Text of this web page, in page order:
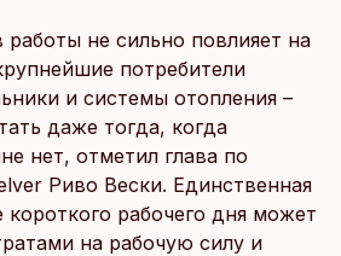
не сильно повлияет на
потребители
и системы отопления –
даже тогда, когда
нет, отметил глава по
Риво Вески. Единственная
короткого рабочего дня может
на рабочую силу и